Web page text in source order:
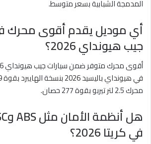
المدمجة الشبابية بسعر متوسط.
أي موديل يقدم أقوى محرك
جيب هيونداي 2026؟
محرك 2.5 لتر تيربو بقوة 277 حصان.
في كريتا 2026؟